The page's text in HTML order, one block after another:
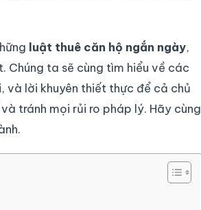
luật thuê căn hộ ngắn ngày,
Chúng ta sẽ cùng tìm hiểu về các
và lời khuyên thiết thực để cả chủ
tránh mọi rủi ro pháp lý. Hãy cùng